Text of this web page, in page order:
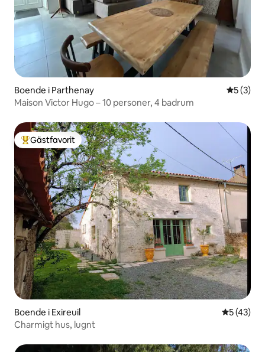
Boende i Parthenay 5 av 5 i
5 (3)
Maison Victor Hugo – 10 personer, 4 badrum
Populär gästfavorit
Gästfavorit
Boende i Exireuil 5 av 5 i
5 (43)
Charmigt hus, lugnt